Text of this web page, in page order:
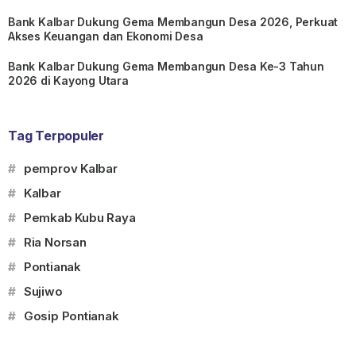
Bank Kalbar Dukung Gema Membangun Desa 2026, Perkuat
Akses Keuangan dan Ekonomi Desa
Bank Kalbar Dukung Gema Membangun Desa Ke-3 Tahun
2026 di Kayong Utara
Tag Terpopuler
# pemprov Kalbar
# Kalbar
# Pemkab Kubu Raya
# Ria Norsan
# Pontianak
# Sujiwo
# Gosip Pontianak